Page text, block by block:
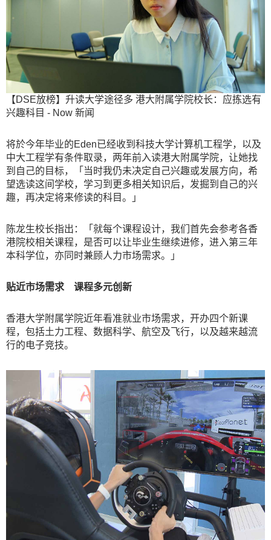
【DSE放榜】升读大学途径多 港大附属学院校长：应拣选有
兴趣科目 - Now 新闻
将於今年毕业的Eden已经收到科技大学计算机工程学，以及
中大工程学有条件取录，两年前入读港大附属学院，让她找
到自己的目标，「当时我仍未决定自己兴趣或发展方向，希
望选读这间学校，学习到更多相关知识后，发掘到自己的兴
趣，再决定将来修读的科目。」
陈龙生校长指出：「就每个课程设计，我们首先会参考各香
港院校相关课程，是否可以让毕业生继续进修，进入第三年
本科学位，亦同时兼顾人力市场需求。」
贴近市场需求 课程多元创新
香港大学附属学院近年看准就业市场需求，开办四个新课
程，包括土力工程、数据科学、航空及飞行，以及越来越流
行的电子竞技。